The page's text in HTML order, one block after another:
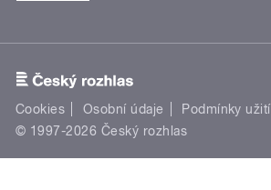
Cookies Osobní údaje Podmínky užití
© 1997-2026 Český rozhlas